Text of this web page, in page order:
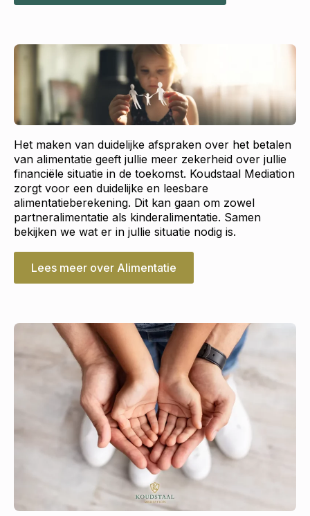
Het maken van duidelijke afspraken over het betalen
van alimentatie geeft jullie meer zekerheid over jullie
financiële situatie in de toekomst. Koudstaal Mediation
zorgt voor een duidelijke en leesbare
alimentatieberekening. Dit kan gaan om zowel
partneralimentatie als kinderalimentatie. Samen
bekijken we wat er in jullie situatie nodig is.
Lees meer over Alimentatie